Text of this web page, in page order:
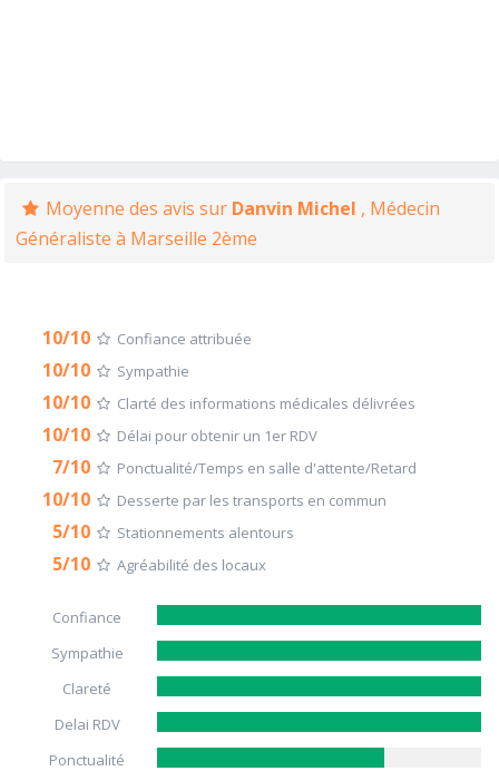
Moyenne des avis sur Danvin Michel , Médecin
Généraliste à Marseille 2ème
10/10 Confiance attribuée
10/10 Sympathie
10/10 Clarté des informations médicales délivrées
10/10 Délai pour obtenir un 1er RDV
7/10 Ponctualité/Temps en salle d'attente/Retard
10/10 Desserte par les transports en commun
5/10 Stationnements alentours
5/10 Agréabilité des locaux
Confiance
Sympathie
Clareté
Delai RDV
Ponctualité